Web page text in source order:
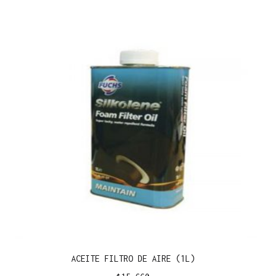
ACEITE FILTRO DE AIRE (1L)